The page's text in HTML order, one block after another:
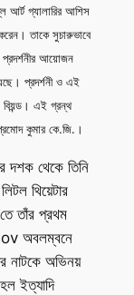
আর্ট গ্যালারির আশিস
তাকে সুচারুভাবে
প্রদর্শনীর আয়োজন
প্রদর্শনী ও এই
এই গ্রন্থ
কুমার কে.জি.।
থেকে তিনি
থিয়েটার
তাঁর প্রথম
অবলম্বনে
নাটকে অভিনয়
ইত্যাদি